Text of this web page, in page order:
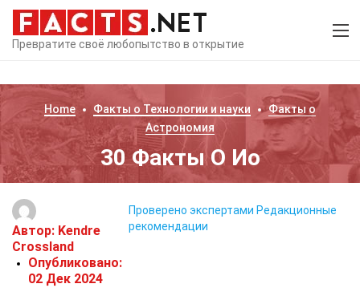
Превратите своё любопытство в открытие
Home Факты о Технологии и науки
Факты о
Астрономия
30 Факты О Ио
Автор: Kendre
Crossland
Опубликовано:
02 Дек 2024
Проверено экспертами Редакционные
рекомендации